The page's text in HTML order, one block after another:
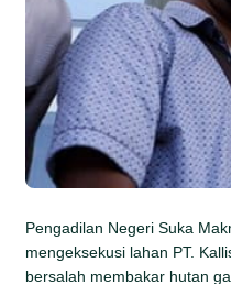
Pengadilan Negeri Suka
mengeksekusi lahan PT.
bersalah membakar hutan